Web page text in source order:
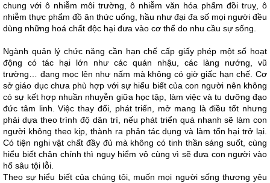
chung với ô nhiễm môi trường, ô nhiễm văn hóa phẩm đồi truỵ, ô
nhiễm thực phẩm đồ ăn thức uống, hầu như đại đa số mọi người đều
dùng những hoá chất độc hại đưa vào cơ thể do nhu cầu sự sống.
Ngành quản lý chức năng cần hạn chế cấp giấy phép một số hoạt
động có tác hại lớn như các quán nhậu, các làng nướng, vũ
trường… đang mọc lên như nấm mà không có giờ giấc hạn chế. Cơ
sở giáo dục chưa phù hợp với sự hiểu biết của con người nên không
có sự kết hợp nhuần nhuyễn giữa học tập, làm việc và tu dưỡng đạo
đức tâm linh. Việc thay đổi, phát triển, mở mang là điều tốt nhưng
phải dựa theo trình độ dân trí, nếu phát triển quá nhanh sẽ làm con
người không theo kịp, thành ra phản tác dụng và làm tổn hại trở lại.
Có tiện nghi vật chất đầy đủ mà không có tinh thần sáng suốt, cùng
hiểu biết chân chính thì nguy hiểm vô cùng vì sẽ đưa con người vào
hố sâu tội lỗi.
Theo sự hiểu biết của chúng tôi, muốn mọi người sống thương yêu